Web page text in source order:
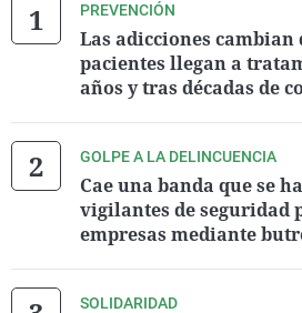
PREVENCIÓN
Las adicciones
pacientes llegan a
años y tras décadas de
GOLPE A LA DELINCUENCIA
Cae una banda que se
vigilantes de seguridad
empresas mediante
SOLIDARIDAD